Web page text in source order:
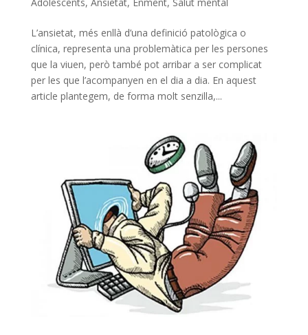
L’ansietat, més enllà d’una definició patològica o
clínica, representa una problemàtica per les persones
que la viuen, però també pot arribar a ser complicat
per les que l’acompanyen en el dia a dia. En aquest
article plantegem, de forma molt senzilla,...